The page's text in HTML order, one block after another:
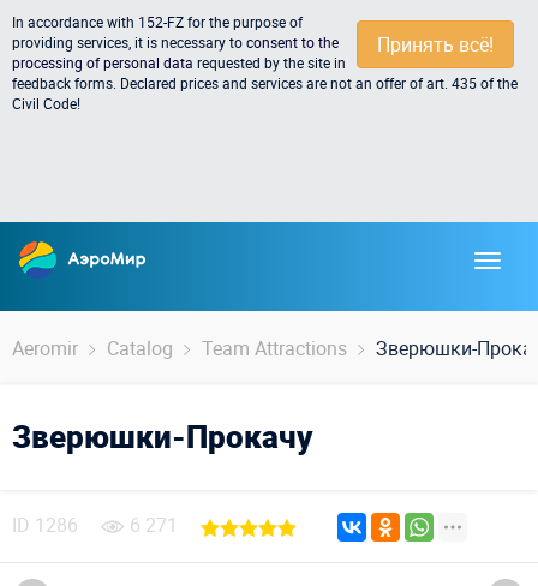
Принять всё!
In accordance with 152-FZ for the purpose of
providing services, it is necessary toconsent to the
processing of personal data requested by the site in
feedback forms. Declared prices and services are not an offer of art. 435 of the
Civil Code!
Aeromir Catalog Team Attractions Зверюшки-
Зверюшки-Прокачу
ID 1286 6 271